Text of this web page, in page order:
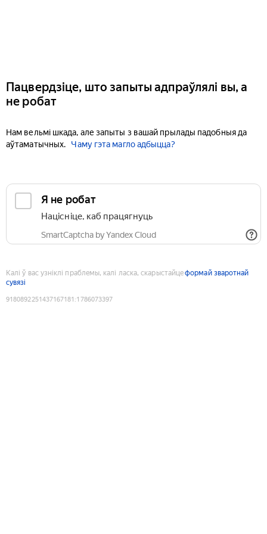
Пацвердзіце, што запыты адпраўлялі вы, а
не робат
Нам вельмі шкада, але запыты з вашай прылады падобныя да
аўтаматычных.
Чаму гэта магло адбыцца?
Я не робат
Націсніце, каб працягнуць
SmartCaptcha by Yandex Cloud
Калі ў вас узніклі праблемы, калі ласка, скарыстайцеформай зваротнай
сувязі
9180892251437167181 :1786073397